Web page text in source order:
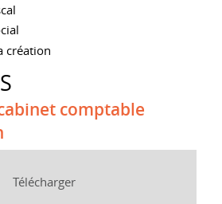
création
comptable
Télécharger